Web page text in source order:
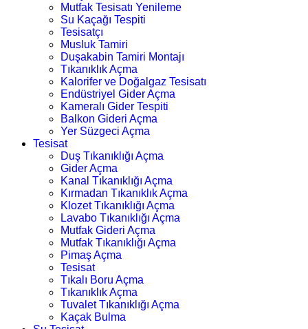
Mutfak Tesisatı Yenileme
Su Kaçağı Tespiti
Tesisatçı
Musluk Tamiri
Duşakabin Tamiri Montajı
Tıkanıklık Açma
Kalorifer ve Doğalgaz Tesisatı
Endüstriyel Gider Açma
Kameralı Gider Tespiti
Balkon Gideri Açma
Yer Süzgeci Açma
Tesisat
Duş Tıkanıklığı Açma
Gider Açma
Kanal Tıkanıklığı Açma
Kırmadan Tıkanıklık Açma
Klozet Tıkanıklığı Açma
Lavabo Tıkanıklığı Açma
Mutfak Gideri Açma
Mutfak Tıkanıklığı Açma
Pimaş Açma
Tesisat
Tıkalı Boru Açma
Tıkanıklık Açma
Tuvalet Tıkanıklığı Açma
Kaçak Bulma